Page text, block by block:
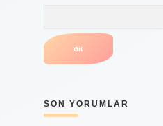
SON YORUMLAR